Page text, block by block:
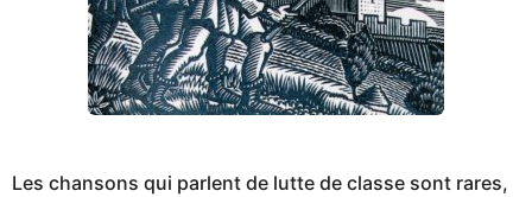
Les chansons qui parlent de lutte de classe sont rares,